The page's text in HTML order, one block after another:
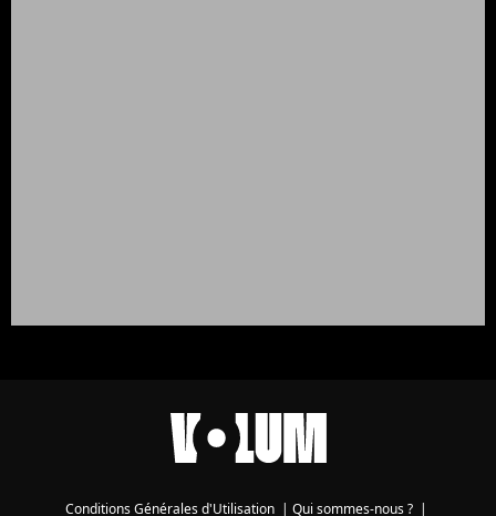
Conditions Générales d'Utilisation | Qui sommes-nous ? |